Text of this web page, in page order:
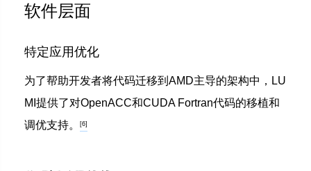
软件层面
特定应用优化
为了帮助开发者将代码迁移到AMD主导的架构中，LU
MI提供了对OpenACC和CUDA Fortran代码的移植和
调优支持。
[6]